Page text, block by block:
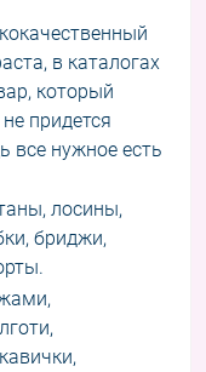
в каталогах
который
придется
все нужное есть
лосины,
бриджи,